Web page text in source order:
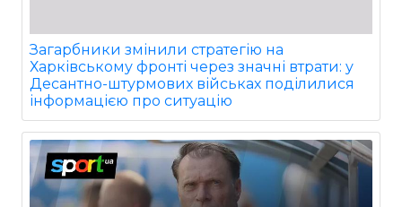
Загарбники змінили стратегію на
Харківському фронті через значні втрати: у
Десантно-штурмових військах поділилися
інформацією про ситуацію